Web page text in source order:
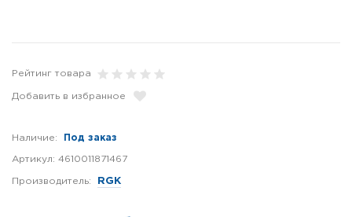
Рейтинг товара
Добавить в избранное
Наличие: Под заказ
Артикул: 4610011871467
Производитель: RGK